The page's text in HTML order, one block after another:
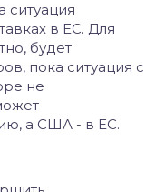
ситуация
в ЕС. Для
будет
пока ситуация с
не
а США - в ЕС.